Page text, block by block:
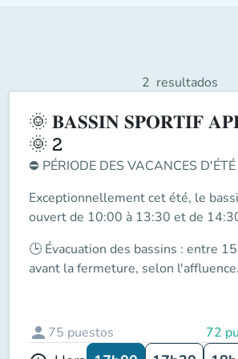
2 resultados
🌞 𝐁𝐀𝐒𝐒𝐈𝐍 𝐒𝐏𝐎𝐑𝐓𝐈𝐅
🌞 2
⛔ PÉRIODE DES VACANCES D'ÉTÉ
Exceptionnellement cet été, le
ouvert de 10:00 à 13:30 et de
🕒 Évacuation des bassins : entre
avant la fermeture, selon l'affluence.
person 75 puestos 72